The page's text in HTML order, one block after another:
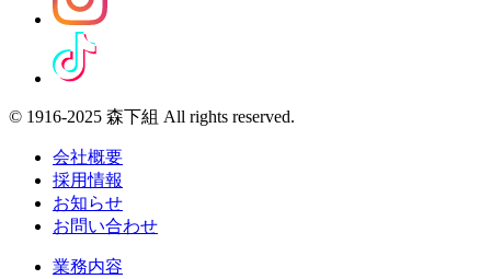
© 1916-2025 森下組 All rights reserved.
会社概要
採用情報
お知らせ
お問い合わせ
業務内容